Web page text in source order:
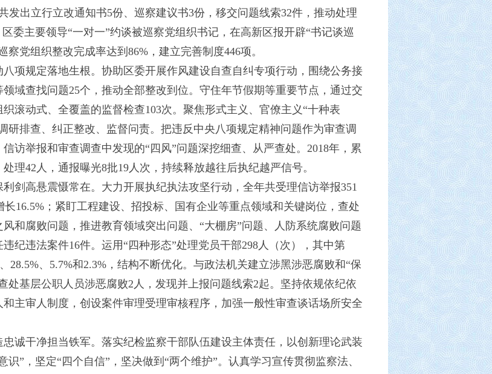
发出立行立改通知书5份、巡察建议书3份，移交问题线索32件，推动处理
委主要领导“一对一”约谈被巡察党组织书记，在高新区报开辟“书记谈巡
党组织整改完成率达到86%，建立完善制度446项。
八项规定落地生根。协助区委开展作风建设自查自纠专项行动，围绕公务接
域查找问题25个，推动全部整改到位。守住年节假期等重要节点，通过交
滚动式、全覆盖的监督检查103次。聚焦形式主义、官僚主义“十种表
研排查、纠正整改、监督问责。把违反中央八项规定精神问题作为审查调
访举报和审查调查中发现的“四风”问题深挖细查、从严查处。2018年，累
理42人，通报曝光8批19人次，持续释放越往后执纪越严信号。
利剑高悬震慑常在。大力开展执纪执法攻坚行动，全年共受理信访举报351
16.5%；紧盯工程建设、招投标、国有企业等重点领域和关键岗位，查处
和腐败问题，推进教育领域突出问题、“大棚房”问题、人防系统腐败问题
纪违法案件16件。运用“四种形态”处理党员干部298人（次），其中第
28.5%、5.7%和2.3%，结构不断优化。与政法机关建立涉黑涉恶腐败和“保
处基层公职人员涉恶腐败2人，发现并上报问题线索2起。坚持依规依纪依
主审人制度，创设案件审理受理审核程序，加强一般性审查谈话场所安全
忠诚干净担当铁军。落实纪检监察干部队伍建设主体责任，以创新理论武装
”，坚定“四个自信”，坚决做到“两个维护”。认真学习宣传贯彻监察法、